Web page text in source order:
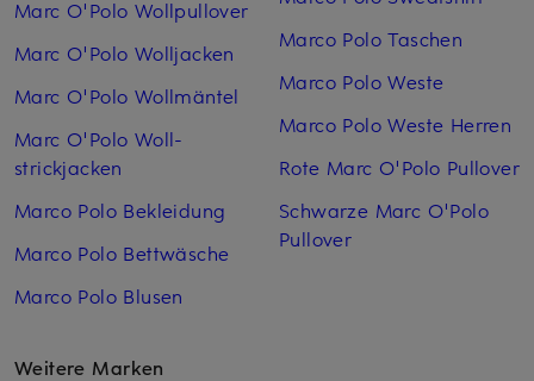
Marc O'Polo Wollpullover
Marc O'Polo Woll­jacken
Marc O'Polo Woll­mäntel
Marc O'Polo Woll­
strickjacken
Marco Polo Bekleidung
Marco Polo Bettwäsche
Marco Polo Blusen
Marco Polo Taschen
Marco Polo Weste
Marco Polo Weste Herren
Rote Marc O'Polo Pullover
Schwarze Marc O'Polo
Pullover
Weitere Marken